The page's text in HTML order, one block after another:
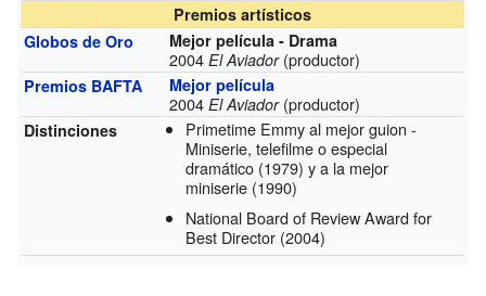
Premios artísticos
Globos de Oro
Mejor película - Drama
2004El Aviador (productor)
Premios BAFTA Mejor película
2004El Aviador (productor)
Distinciones
Primetime Emmy al mejor guion -
Miniserie, telefilme o especial
dramático (1979) y a la mejor
miniserie (1990)
National Board of Review Award for
Best Director (2004)